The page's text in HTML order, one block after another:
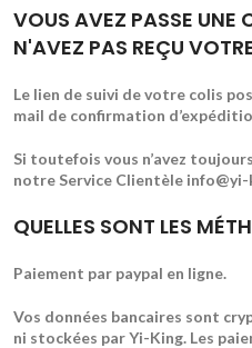
VOUS AVEZ PASSE
N'AVEZ PAS REÇU
Le lien de suivi de votre colis
mail de confirmation
Si toutefois vous n’avez
notre Service Clientèle info@yi-
QUELLES SONT LES
Paiement par paypal en ligne.
Vos données bancaires sont
ni stockées par Yi-King. Les